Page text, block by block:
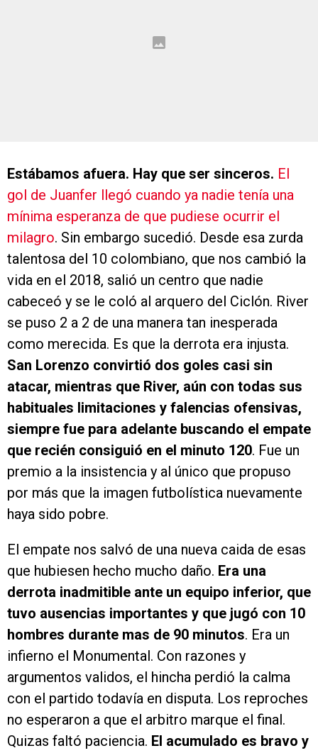
Estábamos afuera. Hay que ser sinceros. El
gol de Juanfer llegó cuando ya nadie tenía una
mínima esperanza de que pudiese ocurrir el
milagro. Sin embargo sucedió. Desde esa zurda
talentosa del 10 colombiano, que nos cambió la
vida en el 2018, salió un centro que nadie
cabeceó y se le coló al arquero del Ciclón. River
se puso 2 a 2 de una manera tan inesperada
como merecida. Es que la derrota era injusta.
San Lorenzo convirtió dos goles casi sin
atacar, mientras que River, aún con todas sus
habituales limitaciones y falencias ofensivas,
siempre fue para adelante buscando el empate
que recién consiguió en el minuto 120. Fue un
premio a la insistencia y al único que propuso
por más que la imagen futbolística nuevamente
haya sido pobre.
El empate nos salvó de una nueva caida de esas
que hubiesen hecho mucho daño. Era una
derrota inadmitible ante un equipo inferior, que
tuvo ausencias importantes y que jugó con 10
hombres durante mas de 90 minutos. Era un
infierno el Monumental. Con razones y
argumentos validos, el hincha perdió la calma
con el partido todavía en disputa. Los reproches
no esperaron a que el arbitro marque el final.
Quizas faltó paciencia. El acumulado es bravo y